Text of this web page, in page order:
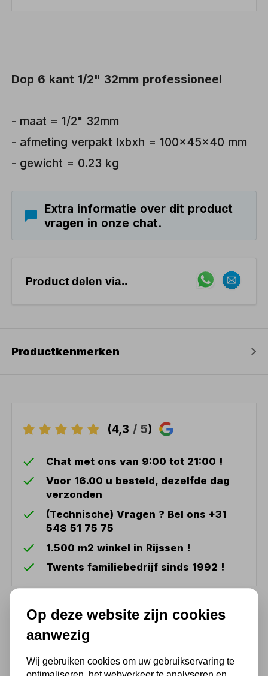
Dop 6 kant 1/2" 32mm professioneel
- maat = 1/2" 32mm
- afmeting verpakt lxbxh = 100x45x40 mm
- gewicht = 0.23 kg
Extra informatie over dit product
vragen in onze chat.
Product delen via..
Productkenmerken
(4,3 / 5)
Chat met ons van 9:00 tot 21:00 !
Voor 16.00 u besteld, dezelfde dag
verzonden
(Technische) Vragen ? Bel ons +31
548 51 75 75
1.500 m2 winkel in Rijssen !
Twents familiebedrijf sinds 1992 !
Ook handig
mm professioneel
Op deze website zijn cookies
aanwezig
Wij gebruiken cookies om uw gebruikservaring te